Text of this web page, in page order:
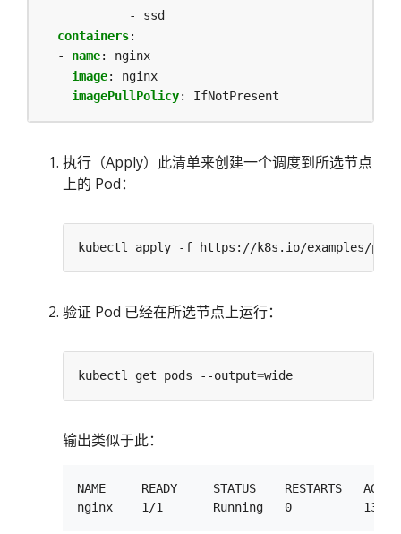
- ssd
containers:
- name:
nginx
image:
nginx
imagePullPolicy: IfNotPresent
执行（Apply）此清单来创建一个调度到所选节点
上的 Pod：
验证 Pod 已经在所选节点上运行：
kubectl get pods --output=
输出类似于此：
NAME     READY     STATUS    RESTARTS